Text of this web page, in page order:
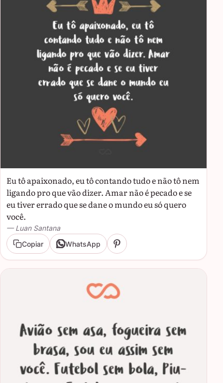
Eu tô apaixonado, eu tô contando tudo e não tô nem
ligando pro que vão dizer. Amar não é pecado e se
eu tiver errado que se dane o mundo eu só quero
você.
— Luan Santana
Copiar
WhatsApp